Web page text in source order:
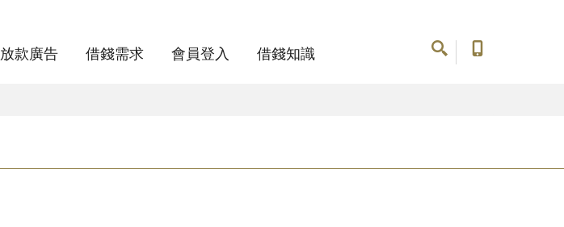
放款廣告 借錢需求 會員登入 借錢知識